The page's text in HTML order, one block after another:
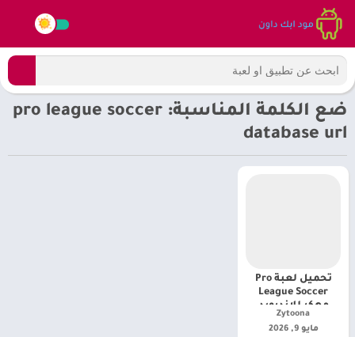
ضع الكلمة المناسبة: pro league soccer
database url
تحميل لعبة Pro
League Soccer
مهكر للاندرويد
Zytoona‏
مايو 9, 2026